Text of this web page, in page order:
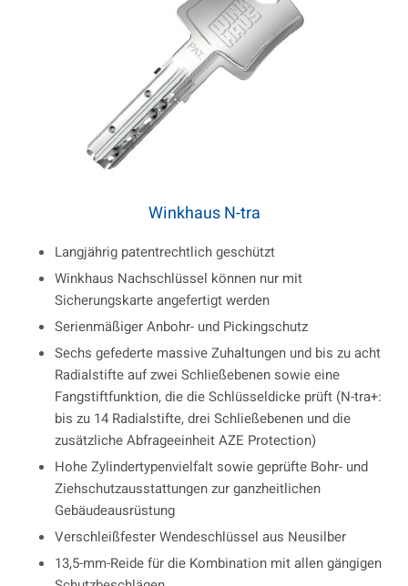
Winkhaus N-tra
Langjährig patentrechtlich geschützt
Winkhaus Nachschlüssel können nur mit
Sicherungskarte angefertigt werden
Serienmäßiger Anbohr- und Pickingschutz
Sechs gefederte massive Zuhaltungen und bis zu acht
Radialstifte auf zwei Schließebenen sowie eine
Fangstiftfunktion, die die Schlüsseldicke prüft (N-tra+:
bis zu 14 Radialstifte, drei Schließebenen und die
zusätzliche Abfrageeinheit AZE Protection)
Hohe Zylindertypenvielfalt sowie geprüfte Bohr- und
Ziehschutzausstattungen zur ganzheitlichen
Gebäudeausrüstung
Verschleißfester Wendeschlüssel aus Neusilber
13,5-mm-Reide für die Kombination mit allen gängigen